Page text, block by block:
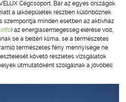
Cégcsoport. Bár az egyes országok
a lakóépületek részben különböznek
szempontja minden esetben az aktívház
) az energiasemlegesség elérése volt,
se a beltéri klíma, se a természetes
természetes fény mennyisége ne
követő részletes vizsgálatok
útmutatóként szolgálnak a jövőbeli